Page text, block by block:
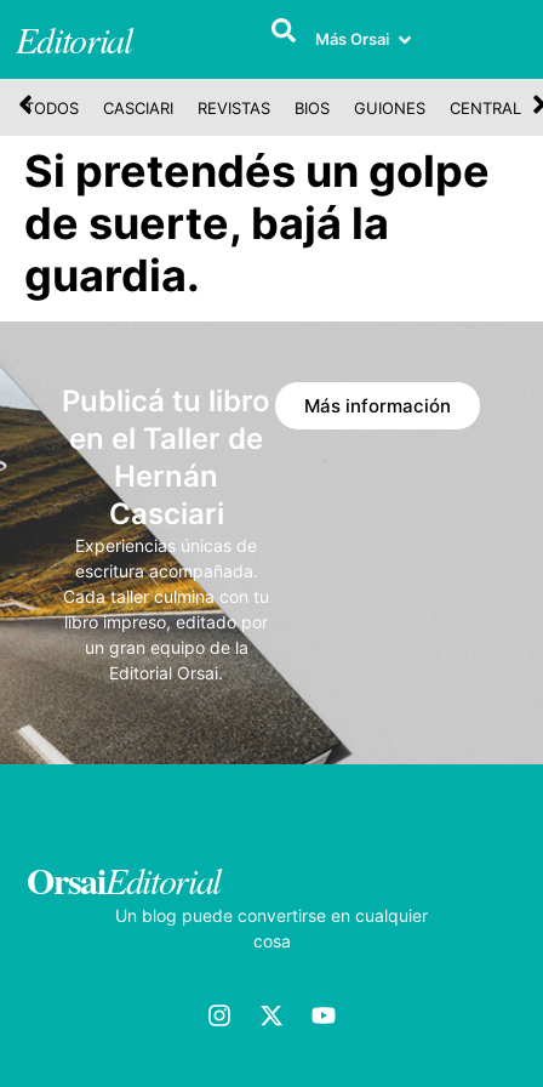
Editorial Más Orsai
TODOS CASCIARI REVISTAS BIOS GUIONES CENTRAL
Si pretendés un golpe
de suerte, bajá la
guardia.
Publicá tu libro
en el Taller de
Hernán
Casciari
Experiencias únicas de
escritura acompañada.
Cada taller culmina con tu
libro impreso, editado por
un gran equipo de la
Editorial Orsai.
Más información
OrsaiEditorial
Un blog puede convertirse en cualquier
cosa